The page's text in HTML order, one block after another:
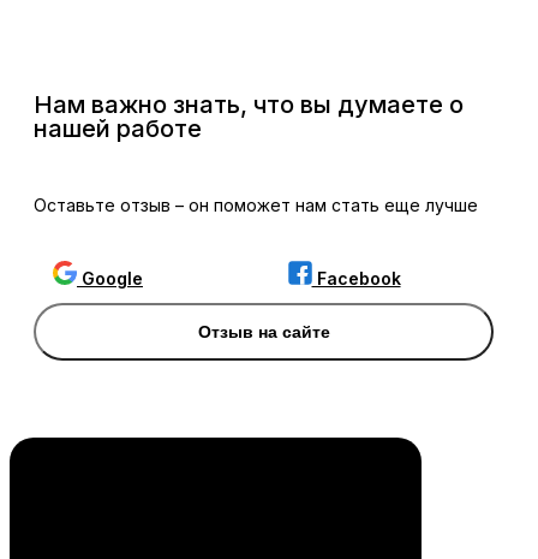
Нам важно знать, что вы думаете о
нашей работе
Оставьте отзыв – он поможет нам стать еще лучше
Google Facebook
Отзыв на сайте